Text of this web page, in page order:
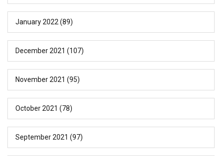
January 2022 (89)
December 2021 (107)
November 2021 (95)
October 2021 (78)
September 2021 (97)